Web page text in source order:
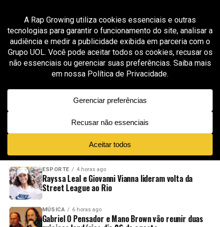
All posts tagged "underground e mainstream"
MÚSICA 4 semanas ago
Thiago Tico, produtor de Filipe Ret, abre
mentoria sobre produção geral e bastidores da
indústria musical
NOVIDADES EM ALTA VÍDEOS
ESPORTE 4 horas ago
Rayssa Leal e Giovanni Vianna lideram volta da
Street League ao Rio
MÚSICA 6 horas ago
Gabriel O Pensador e Mano Brown vão reunir duas